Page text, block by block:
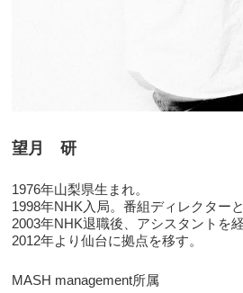
望月 研
1976年山梨県生まれ。
1998年NHK入局。番組ディレクター
2003年NHK退職後、アシスタントを
2012年より仙台に拠点を移す。
MASH management所属